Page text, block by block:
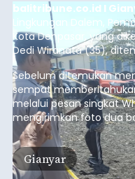
balitribune.co.id I
Lingkungan Dalem,
Kota Denpasar, yang
Dedi Wiranata (35),
pesisir Pantai Purnama,
Sebelum ditemukan
sempat
melalui pesan singkat
mengirimkan foto dua
istrinya.
Gianyar